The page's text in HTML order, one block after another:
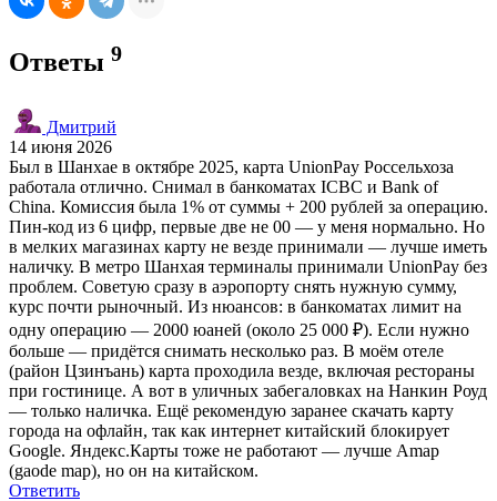
Ответы 9
Дмитрий
14 июня 2026
Был в Шанхае в октябре 2025, карта UnionPay Россельхоза
работала отлично. Снимал в банкоматах ICBC и Bank of
China. Комиссия была 1% от суммы + 200 рублей за операцию.
Пин-код из 6 цифр, первые две не 00 — у меня нормально. Но
в мелких магазинах карту не везде принимали — лучше иметь
наличку. В метро Шанхая терминалы принимали UnionPay без
проблем. Советую сразу в аэропорту снять нужную сумму,
курс почти рыночный. Из нюансов: в банкоматах лимит на
одну операцию — 2000 юаней (около 25 000 ₽). Если нужно
больше — придётся снимать несколько раз. В моём отеле
(район Цзинъань) карта проходила везде, включая рестораны
при гостинице. А вот в уличных забегаловках на Нанкин Роуд
— только наличка. Ещё рекомендую заранее скачать карту
города на офлайн, так как интернет китайский блокирует
Google. Яндекс.Карты тоже не работают — лучше Amap
(gaode map), но он на китайском.
Ответить